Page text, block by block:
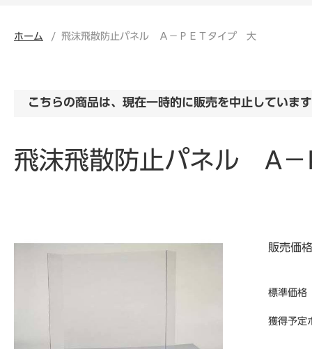
ホーム 飛沫飛散防止パネル Ａ－ＰＥＴタイプ 大
こちらの商品は、現在一時的に販売を中止していま
飛沫飛散防止パネル A
販売価格
標準価格
獲得予定